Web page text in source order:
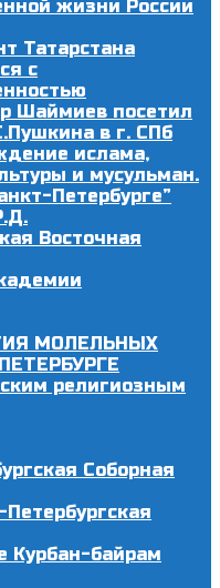
жизни России
Татарстана
с
Шаймиев посетил
в г. СПб
ислама,
и мусульман.
Петербурге”
Восточная
МОЛЕЛЬНЫХ
религиозным
Соборная
Курбан-байрам